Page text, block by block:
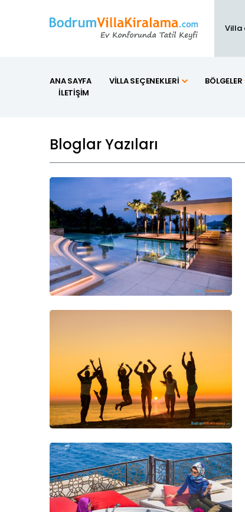
ANA SAYFA VILLA SEÇENEKLERI BÖLGELER
İLETIŞIM
Bloglar Yazıları